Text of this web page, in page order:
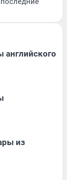
английского
из